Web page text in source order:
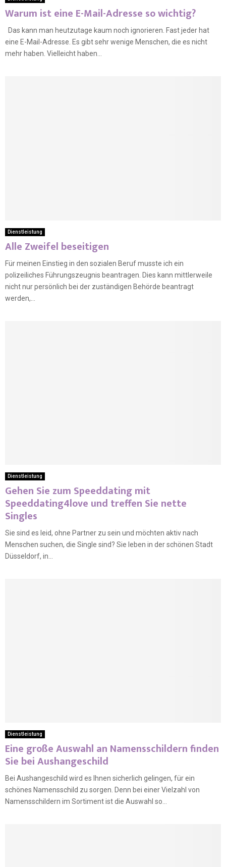
Warum ist eine E-Mail-Adresse so wichtig?
Das kann man heutzutage kaum noch ignorieren. Fast jeder hat
eine E-Mail-Adresse. Es gibt sehr wenige Menschen, die es nicht
mehr haben. Vielleicht haben...
Dienstleistung
Alle Zweifel beseitigen
Für meinen Einstieg in den sozialen Beruf musste ich ein
polizeiliches Führungszeugnis beantragen. Dies kann mittlerweile
nicht nur persönlich bei der zuständigen Behörde beantragt
werden,...
Dienstleistung
Gehen Sie zum Speeddating mit
Speeddating4love und treffen Sie nette
Singles
Sie sind es leid, ohne Partner zu sein und möchten aktiv nach
Menschen suchen, die Single sind? Sie leben in der schönen Stadt
Düsseldorf, in...
Dienstleistung
Eine große Auswahl an Namensschildern finden
Sie bei Aushangeschild
Bei Aushangeschild wird es Ihnen sicherlich gelingen, für ein
schönes Namensschild zu sorgen. Denn bei einer Vielzahl von
Namensschildern im Sortiment ist die Auswahl so...